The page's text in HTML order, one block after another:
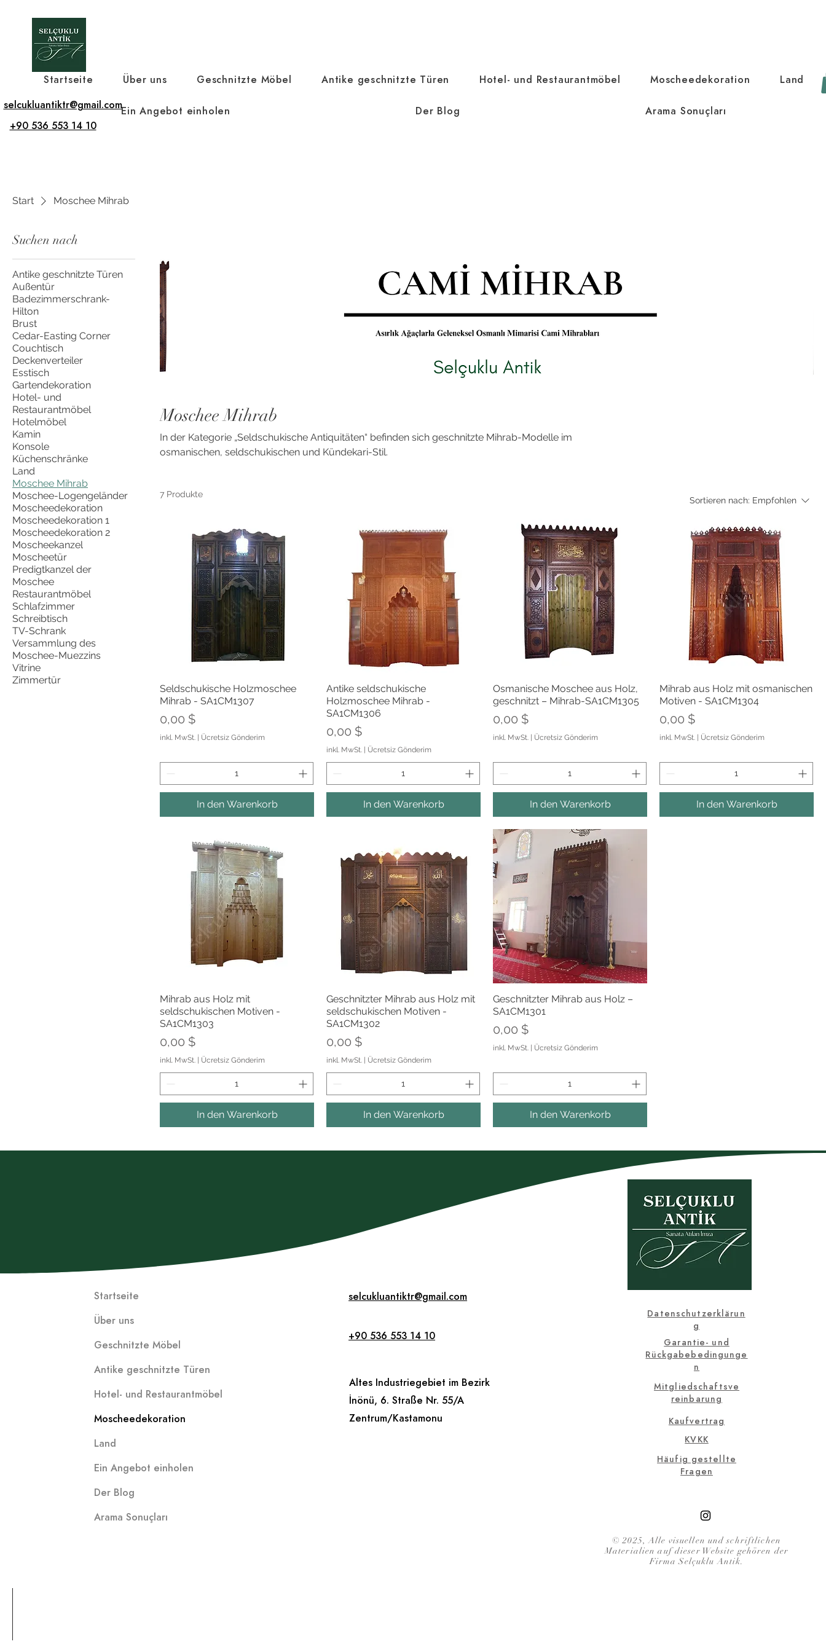
selcukluantiktr@gmail.com
+90 536 553 14 10
Startseite Über uns Geschnitzte Möbel Antike geschnitzte Türen Hotel- und Restaurantmöbel Moscheedekoration Land
Ein Angebot einholen Der Blog Arama Sonuçları
Start Moschee Mihrab
Suchen nach
Antike geschnitzte Türen
Außentür
Badezimmerschrank-
Hilton
Brust
Cedar-Easting Corner
Couchtisch
Deckenverteiler
Esstisch
Gartendekoration
Hotel- und
Restaurantmöbel
Hotelmöbel
Kamin
Konsole
Küchenschränke
Land
Moschee Mihrab
Moschee-Logengeländer
Moscheedekoration
Moscheedekoration 1
Moscheedekoration 2
Moscheekanzel
Moscheetür
Predigtkanzel der
Moschee
Restaurantmöbel
Schlafzimmer
Schreibtisch
TV-Schrank
Versammlung des
Moschee-Muezzins
Vitrine
Zimmertür
Moschee Mihrab
In der Kategorie „Seldschukische Antiquitäten“ befinden sich geschnitzte Mihrab-Modelle im
osmanischen, seldschukischen und Kündekari-Stil.
7 Produkte
Sortieren nach: Empfohlen
Schnellansicht
Seldschukische Holzmoschee
Mihrab - SA1CM1307
Preis
0,00 $
inkl. MwSt. Ücretsiz Gönderim
In den Warenkorb
Schnellansicht
Antike seldschukische
Holzmoschee Mihrab -
SA1CM1306
Preis
0,00 $
inkl. MwSt. Ücretsiz Gönderim
In den Warenkorb
Schnellansicht
Osmanische Moschee aus Holz,
geschnitzt – Mihrab-SA1CM1305
Preis
0,00 $
inkl. MwSt. Ücretsiz Gönderim
In den Warenkorb
Schnellansicht
Mihrab aus Holz mit osmanischen
Motiven - SA1CM1304
Preis
0,00 $
inkl. MwSt. Ücretsiz Gönderim
In den Warenkorb
Schnellansicht
Mihrab aus Holz mit
seldschukischen Motiven -
SA1CM1303
Preis
0,00 $
inkl. MwSt. Ücretsiz Gönderim
In den Warenkorb
Schnellansicht
Geschnitzter Mihrab aus Holz mit
seldschukischen Motiven -
SA1CM1302
Preis
0,00 $
inkl. MwSt. Ücretsiz Gönderim
In den Warenkorb
Schnellansicht
Geschnitzter Mihrab aus Holz –
SA1CM1301
Preis
0,00 $
inkl. MwSt. Ücretsiz Gönderim
In den Warenkorb
Startseite
Über uns
Geschnitzte Möbel
Antike geschnitzte Türen
Hotel- und Restaurantmöbel
Moscheedekoration
Land
Ein Angebot einholen
Der Blog
Arama Sonuçları
selcukluantiktr@gmail.com
+90 536 553 14 10
Altes Industriegebiet im Bezirk
İnönü, 6. Straße Nr. 55/A
Zentrum/Kastamonu
Datenschutzerklärun
g
Garantie- und
Rückgabebedingunge
n
Mitgliedschaftsve
reinbarung
Kaufvertrag
KVKK
Häufig gestellte
Fragen
© 2025, Alle visuellen und schriftlichen
Materialien auf dieser Website gehören der
Firma Selçuklu Antik.